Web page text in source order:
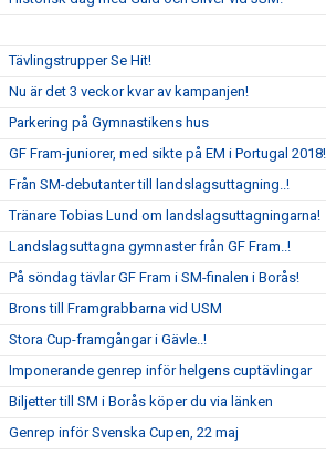
Tävlingstrupper Se Hit!
Nu är det 3 veckor kvar av kampanjen!
Parkering på Gymnastikens hus
GF Fram-juniorer, med sikte på EM i Portugal 2018!
Från SM-debutanter till landslagsuttagning..!
Tränare Tobias Lund om landslagsuttagningarna!
Landslagsuttagna gymnaster från GF Fram..!
På söndag tävlar GF Fram i SM-finalen i Borås!
Brons till Framgrabbarna vid USM
Stora Cup-framgångar i Gävle..!
Imponerande genrep inför helgens cuptävlingar
Biljetter till SM i Borås köper du via länken
Genrep inför Svenska Cupen, 22 maj